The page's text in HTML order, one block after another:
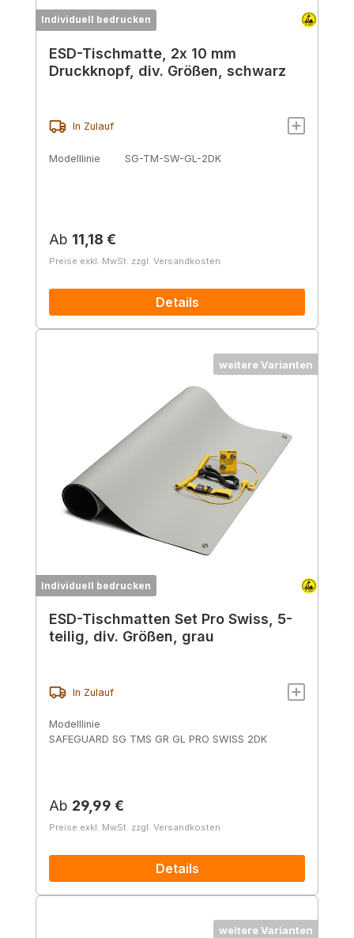
Individuell bedrucken
ESD-Tischmatte, 2x 10 mm
Druckknopf, div. Größen, schwarz
In Zulauf
Modelllinie SG-TM-SW-GL-2DK
Regulärer Preis:
Ab 11,18 €
Preise exkl. MwSt. zzgl. Versandkosten
Details
weitere Varianten
Individuell bedrucken
ESD-Tischmatten Set Pro Swiss, 5-
teilig, div. Größen, grau
In Zulauf
Modelllinie
SAFEGUARD SG TMS GR GL PRO SWISS 2DK
Regulärer Preis:
Ab 29,99 €
Preise exkl. MwSt. zzgl. Versandkosten
Details
weitere Varianten